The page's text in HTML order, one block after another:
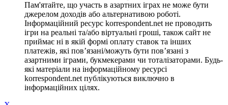
Пам'ятайте, що участь в азартних іграх не може бути
джерелом доходів або альтернативою роботі.
Інформаційний ресурс korrespondent.net не проводить
ігри на реальні та/або віртуальні гроші, також сайт не
приймає ні в якій формі оплату ставок та інших
платежів, які пов’язані/можуть бути пов’язані з
азартними іграми, букмекерами чи тоталізаторами. Будь-
які матеріали на інформаційному ресурсі
korrespondent.net публікуються виключно в
інформаційних цілях.